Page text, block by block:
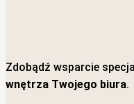
Zdobądź wsparcie
wnętrza Twojego biura.